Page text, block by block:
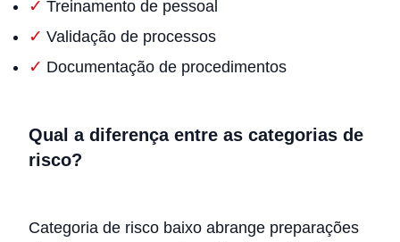
Treinamento de pessoal
Validação de processos
Documentação de procedimentos
Qual a diferença entre as categorias de
risco?
Categoria de risco baixo abrange preparações